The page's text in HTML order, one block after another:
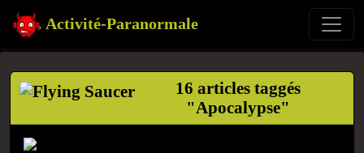
Activité-Paranormale
16 articles taggés
"Apocalypse"